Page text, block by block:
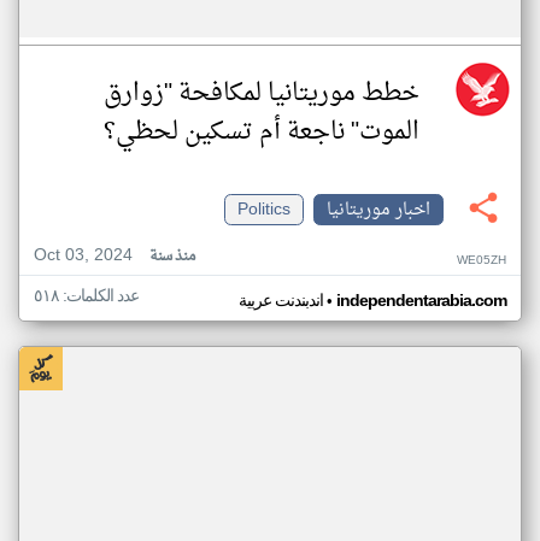
خطط موريتانيا لمكافحة "زوارق
الموت" ناجعة أم تسكين لحظي؟
اخبار موريتانيا
Politics
Oct 03, 2024
منذ سنة WE05ZH
اندبندنت عربية• independentarabia.com عدد الكلمات: ٥١٨